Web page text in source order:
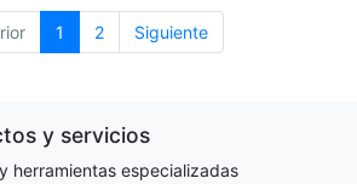
1 2 Siguiente
y servicios
herramientas especializadas